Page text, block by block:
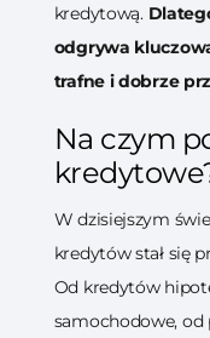
kredytową.
odgrywa
trafne i dobrze
Na czym
W dzisiejszym
kredytów stał się
Od kredytów
samochodowe, od